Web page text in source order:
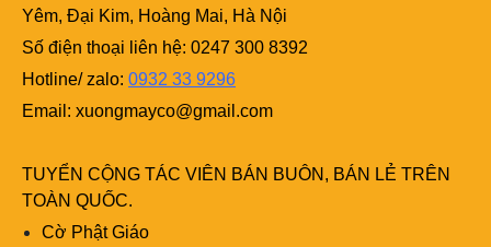
Yêm, Đại Kim, Hoàng Mai, Hà Nội
Số điện thoại liên hệ: 0247 300 8392
Hotline/ zalo: 0932 33 9296
Email: xuongmayco@gmail.com
TUYỂN CỘNG TÁC VIÊN BÁN BUÔN, BÁN LẺ TRÊN
TOÀN QUỐC.
Cờ Phật Giáo